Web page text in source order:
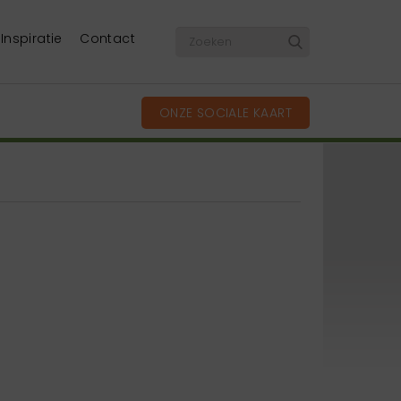
Inspiratie Contact
ONZE SOCIALE KAART